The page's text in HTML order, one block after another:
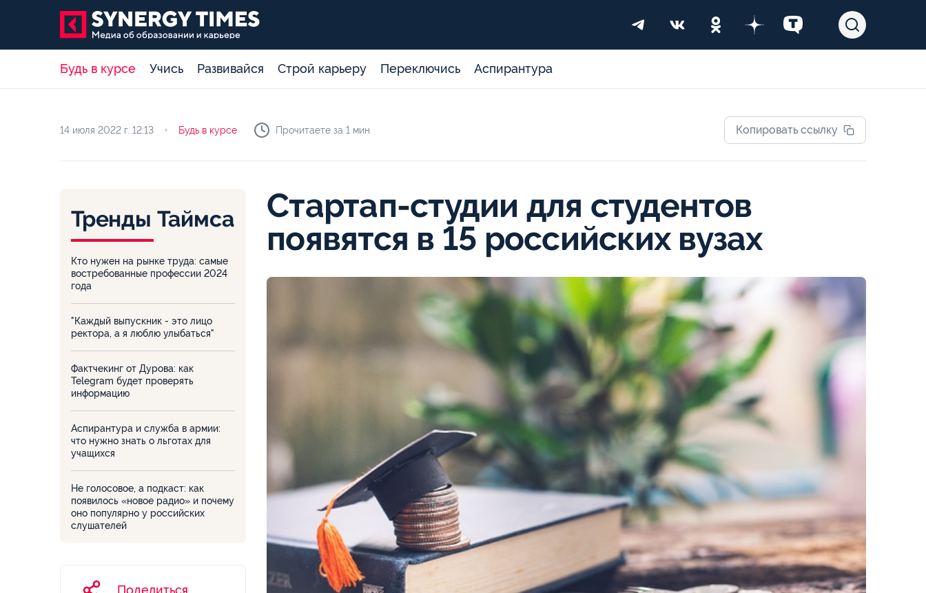
Будь в курсе Учись Развивайся Строй карьеру Переключись Аспирантура
14 июля 2022 г. 12:13 Будь в курсе Прочитаете за 1 мин Копировать ссылку
Тренды Таймса
Кто нужен на рынке труда: самые
востребованные профессии 2024
года
"Каждый выпускник - это лицо
ректора, а я люблю улыбаться"
Фактчекинг от Дурова: как
Telegram будет проверять
информацию
Аспирантура и служба в армии:
что нужно знать о льготах для
учащихся
Не голосовое, а подкаст: как
появилось «новое радио» и почему
оно популярно у российских
слушателей
Поделиться
Стартап-студии для студентов
появятся в 15 российских вузах